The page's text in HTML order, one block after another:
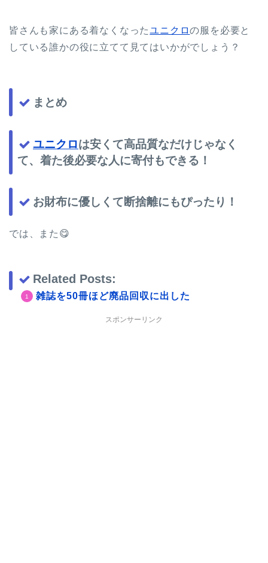
皆さんも家にある着なくなったユニクロの服を必要と
している誰かの役に立てて見てはいかがでしょう？
まとめ
ユニクロは安くて高品質なだけじゃなく
て、着た後必要な人に寄付もできる！
お財布に優しくて断捨離にもぴったり！
では、また😋
Related Posts:
雑誌を50冊ほど廃品回収に出した
スポンサーリンク